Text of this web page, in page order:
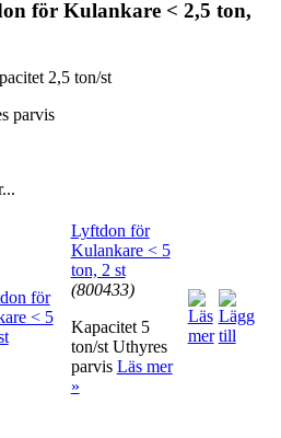
för Kulankare < 2,5 ton,
2,5 ton/st
parvis
Lyftdon för
Kulankare < 5
ton, 2 st
(800433)
Kapacitet 5
ton/st Uthyres
parvis Läs mer
»